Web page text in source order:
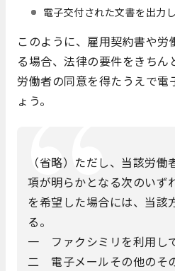
電子交付された文書を出力
このように、雇用契約書や
る場合、法律の要件をきち
労働者の同意を得たうえで電
ょう。
（省略）ただし、当該労
項が明らかとなる次のいず
を希望した場合には、当該
る。
一 ファクシミリを利用し
二 電子メールその他のそ